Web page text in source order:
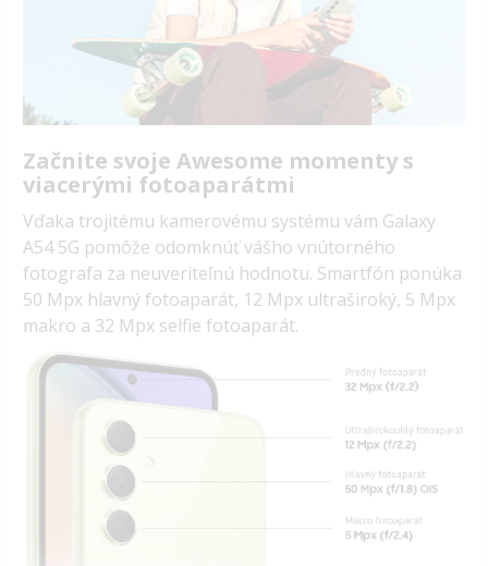
Začnite svoje Awesome momenty s
viacerými fotoaparátmi
Vďaka trojitému kamerovému systému vám Galaxy
A54 5G pomôže odomknúť vášho vnútorného
fotografa za neuveriteľnú hodnotu. Smartfón ponúka
50 Mpx hlavný fotoaparát, 12 Mpx ultraširoký, 5 Mpx
makro a 32 Mpx selfie fotoaparát.